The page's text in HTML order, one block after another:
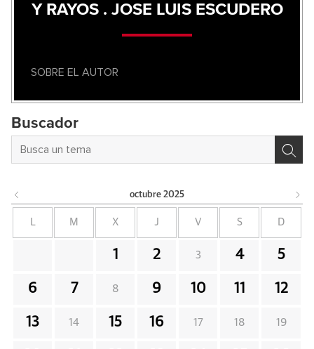
Y RAYOS . JOSE LUIS ESCUDERO
SOBRE EL AUTOR
Buscador
octubre 2025
M X J V S D
1 2 3 4 5
6 7 8 9 10 11 12
13 14 15 16 17 18 19